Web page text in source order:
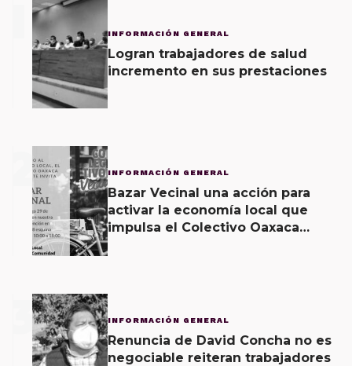
INFORMACIÓN GENERAL
Logran trabajadores de salud
incremento en sus prestaciones
2 INFORMACIÓN GENERAL
Bazar Vecinal una acción para
activar la economía local que
impulsa el Colectivo Oaxaca
3 INFORMACIÓN GENERAL
Renuncia de David Concha no es
negociable reiteran trabajadores